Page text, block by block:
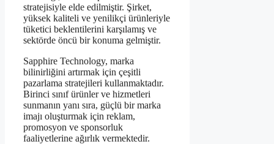
stratejisiyle elde edilmiştir. Şirket,
yüksek kaliteli ve yenilikçi ürünleriyle
tüketici beklentilerini karşılamış ve
sektörde öncü bir konuma gelmiştir.
Sapphire Technology, marka
bilinirliğini artırmak için çeşitli
pazarlama stratejileri kullanmaktadır.
Birinci sınıf ürünler ve hizmetleri
sunmanın yanı sıra, güçlü bir marka
imajı oluşturmak için reklam,
promosyon ve sponsorluk
faaliyetlerine ağırlık vermektedir.